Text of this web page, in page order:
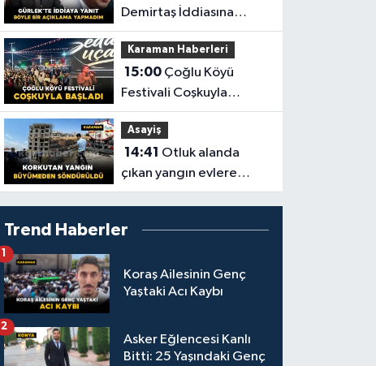
Demirtaş İddiasına
Yanıt: “Böyle Bir
Açıklama Yapmadım”
Karaman Haberleri
15:00Çoğlu Köyü
Festivali Coşkuyla
Başladı
Asayiş
14:41
çıkan yangın evlere
sıçramadan söndürüldü
Trend Haberler
Koraş Ailesinin Genç
Yaştaki Acı Kaybı
1
Asker Eğlencesi Kanlı
Bitti: 25 Yaşındaki Genç
2